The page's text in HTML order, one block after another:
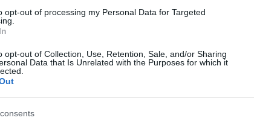
opt-out of processing my Personal Data for Targeted
opt-out of Collection, Use, Retention, Sale, and/or Sharing
Data that Is Unrelated with the Purposes for which it
που έρχεται, κάτι που σημαίνει ότι η ΑΕΛ
Εθνική, θα πρέπει να έχουν στο ρόστερ τους
το 2008 και μετά. Και λέμε πέντε ή έξι,
πρέπει να υπάρχουν τουλάχιστον άλλοι δύο στον
περίπτωση τραυματισμού, τιμωρίας κ.λπ.
συμμετοχή ενός ποδοσφαιριστή έως 17 ετών
θα υπάρξουν διαμαρτυρίες, ωστόσο οι ομάδες θα
να υπάρξουν αντιδράσεις, όμως εκτιμώ ότι